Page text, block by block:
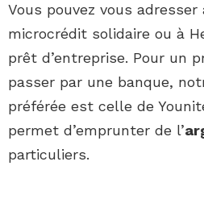
Vous pouvez vous
microcrédit solidaire ou à
prêt d’entreprise. Pour un
passer par une banque,
préférée est celle de
permet d’emprunter de l’
particuliers.